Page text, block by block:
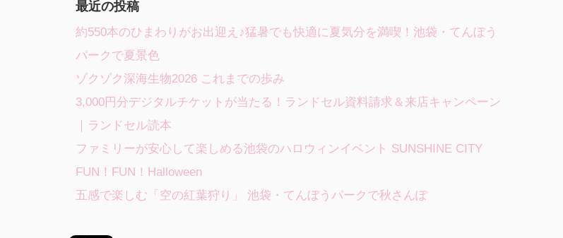
最近の投稿
約550本のひまわりがお出迎え♪猛暑でも快適に夏気分を満喫！池袋・てんぼう
パークで夏景色
ゾクゾク深海生物2026 これまでの歩み
3,000円分デジタルチケットが当たる！ランドセル資料請求＆来店キャンペーン
｜ランドセル読本
ファミリーが安心して楽しめる池袋のハロウィンイベント SUNSHINE CITY
FUN！FUN！Halloween
五感で楽しむ「空の紅葉狩り」 池袋・てんぼうパークで秋さんぽ